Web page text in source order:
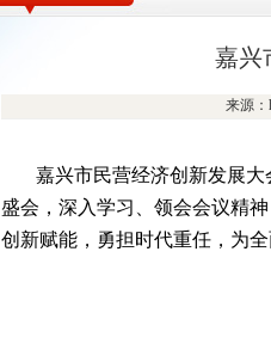
嘉兴
来源
嘉兴市民营经济创新发展
盛会，深入学习、领会会议精
创新赋能，勇担时代重任，为